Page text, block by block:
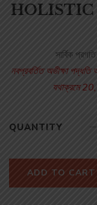
HOLISTIC
সার্বিক
নবপ্রবর্তিত অভীক্ষা
যথাক্রমে
QUANTITY
ADD TO CART